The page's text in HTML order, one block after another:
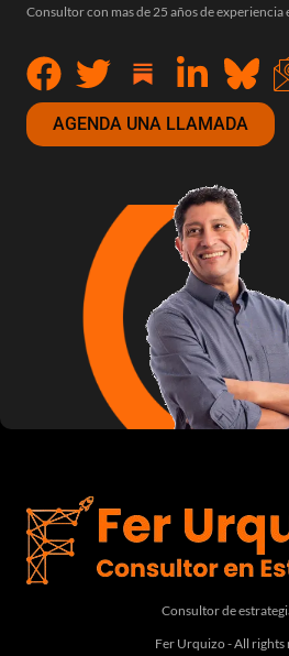
Consultor con mas de 25 años de experiencia
AGENDA UNA LLAMADA
Consultor de
Fer Urquizo - All rights